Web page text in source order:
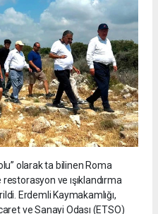
olarak ta bilinen Roma
ve ışıklandırma
Erdemli Kaymakamlığı,
ve Sanayi Odası (ETSO)